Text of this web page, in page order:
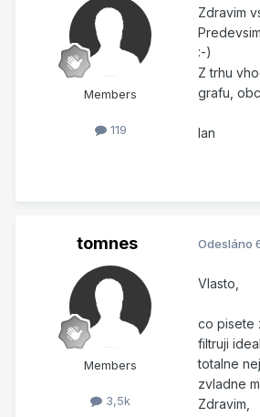
Members
119
Zdravim
:-)
Z trhu
grafu,
Ian
tomnes
Members
3,5k
Odesláno
Vlasto,
co pisete
filtruji
totalne
zvladne
Zdravim,